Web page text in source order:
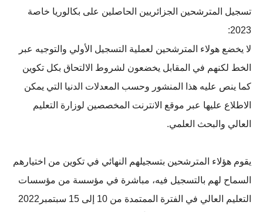
تسجيل المترشحين الجزائريين الحاصلين على بكالوريا خاصة
2023:
لا يخضع هولاء المترشحين لعملية التسجيل الأولي والتوجيه عبر
الخط لكنهم في المقابل يخضعون لشروط الالتحاق بكل تكوين
كما ينص عليه هذا المنشور وحسب المعدلات الدنيا التي يمكن
الاطلاع عليها عبر موقع الانترنت المخصصين لوزارة التعليم
العالي والبحث العلمي.
يقوم هؤلاء المترشحين بتسجيلهم النهائي في تكوين من اختيارهم
السماح لهم بالتسجيل فيه، مباشرة في مؤسسة من مؤسسات
التعليم العالي في الفترة الممتمدة من 10 إلى 15 سبتمبر2022